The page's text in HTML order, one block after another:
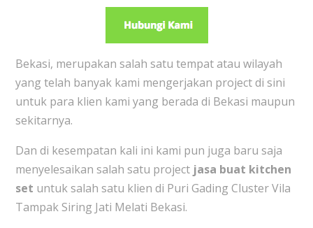
Bekasi, merupakan salah satu tempat atau wilayah
yang telah banyak kami mengerjakan project di sini
untuk para klien kami yang berada di Bekasi maupun
sekitarnya.
Dan di kesempatan kali ini kami pun juga baru saja
menyelesaikan salah satu project jasa buat kitchen
set untuk salah satu klien di Puri Gading Cluster Vila
Tampak Siring Jati Melati Bekasi.